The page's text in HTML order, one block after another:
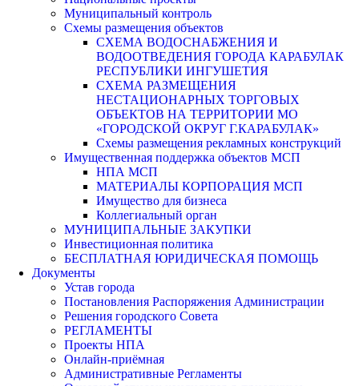
Муниципальный контроль
Схемы размещения объектов
СХЕМА ВОДОСНАБЖЕНИЯ И
ВОДООТВЕДЕНИЯ ГОРОДА КАРАБУЛАК
РЕСПУБЛИКИ ИНГУШЕТИЯ
СХЕМА РАЗМЕЩЕНИЯ
НЕСТАЦИОНАРНЫХ ТОРГОВЫХ
ОБЪЕКТОВ НА ТЕРРИТОРИИ МО
«ГОРОДСКОЙ ОКРУГ Г.КАРАБУЛАК»
Схемы размещения рекламных конструкций
Имущественная поддержка объектов МСП
НПА МСП
МАТЕРИАЛЫ КОРПОРАЦИЯ МСП
Имущество для бизнеса
Коллегиальный орган
МУНИЦИПАЛЬНЫЕ ЗАКУПКИ
Инвестиционная политика
БЕСПЛАТНАЯ ЮРИДИЧЕСКАЯ ПОМОЩЬ
Документы
Устав города
Постановления Распоряжения Администрации
Решения городского Совета
РЕГЛАМЕНТЫ
Проекты НПА
Онлайн-приёмная
Административные Регламенты